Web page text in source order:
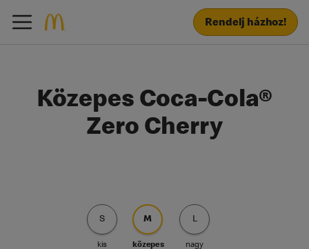
Rendelj házhoz!
Közepes Coca-Cola®
Zero Cherry
S
kis
M
közepes
L
nagy